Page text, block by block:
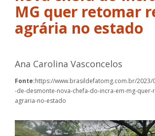
MG quer retomar
agrária no estado
Ana Carolina Vasconcelos
Fonte:https://www.brasildefatomg.com.br/2023/
-de-desmonte-nova-chefa-do-incra-em-mg-
agraria-no-estado